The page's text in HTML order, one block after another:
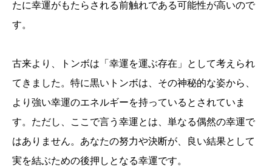
たに幸運がもたらされる前触れである可能性が高いので
す。
古来より、トンボは「幸運を運ぶ存在」として考えられ
てきました。特に黒いトンボは、その神秘的な姿から、
より強い幸運のエネルギーを持っているとされていま
す。ただし、ここで言う幸運とは、単なる偶然の幸運で
はありません。あなたの努力や決断が、良い結果として
実を結ぶための後押しとなる幸運です。